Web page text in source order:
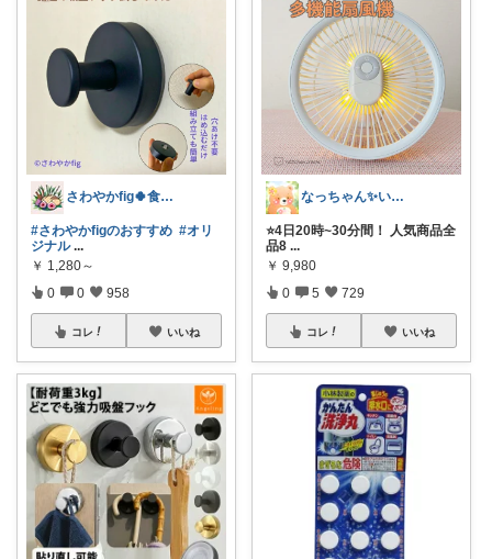
さわやかfig🍀食と暮らしを楽しむ
#さわやかfigのおすすめ #オリ
ジナル ...
￥ 1,280～
0 0 958
コレ いいね
なっちゃん✨いつもありがとう😊✨
⭐️4日20時~30分間！ 人気商品全
品8 ...
￥ 9,980
0 5 729
コレ いいね